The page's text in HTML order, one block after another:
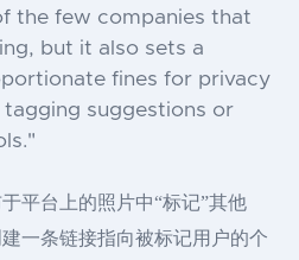
the few companies that
but it also sets a
fines for privacy
suggestions or
平台上的照片中“标记”其他
建一条链接指向被标记用户的个